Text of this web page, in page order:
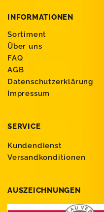
INFORMATIONEN
Sortiment
Über uns
FAQ
AGB
Datenschutzerklärung
Impressum
SERVICE
Kundendienst
Versandkonditionen
AUSZEICHNUNGEN